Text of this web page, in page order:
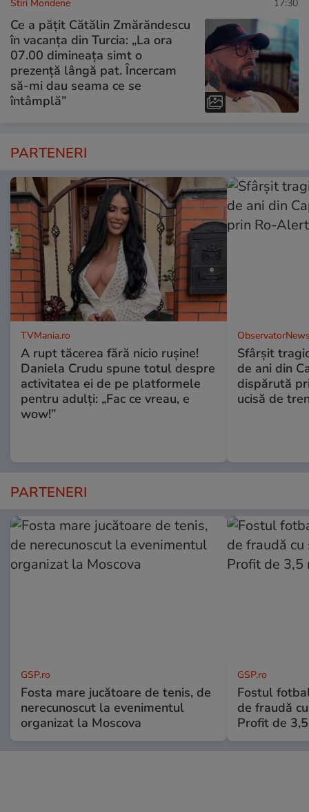
Stiri Mondene 17:30
Ce a pățit Cătălin Zmărăndescu
în vacanța din Turcia: „La ora
07.00 dimineața simt o
prezență lângă pat. Încercam
să-mi dau seama ce se
întâmplă”
PARTENERI
TVMania.ro
A rupt tăcerea fără nicio rușine!
Daniela Crudu spune totul despre
activitatea ei de pe platformele
pentru adulți: „Fac ce vreau, e
wow!”
Sfârşit
de ani din
dispărută
ucisă de
PARTENERI
GSP.ro
Fosta mare jucătoare de tenis, de
nerecunoscut la evenimentul
organizat la Moscova
GSP.ro
Fostul
de fraudă
Profit de